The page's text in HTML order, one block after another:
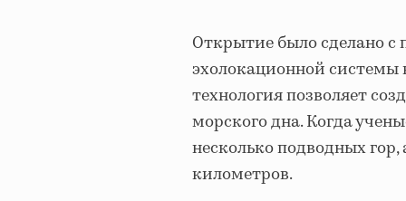
Открытие было сделано
эхолокационной системы
технология позволяет
морского дна. Когда
несколько подводных
километров.